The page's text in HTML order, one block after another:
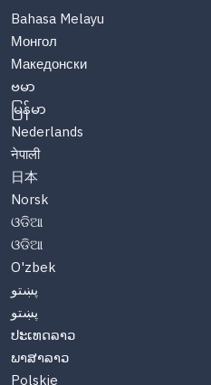
Bahasa Melayu
Монгол
Македонски
ဗမာ
မြန်မာ
Nederlands
नेपाली
日本
Norsk
ଓଡିଆ
ଓଡିଆ
O'zbek
پښتو
پښتو
ປະເທດລາວ
ພາສາລາວ